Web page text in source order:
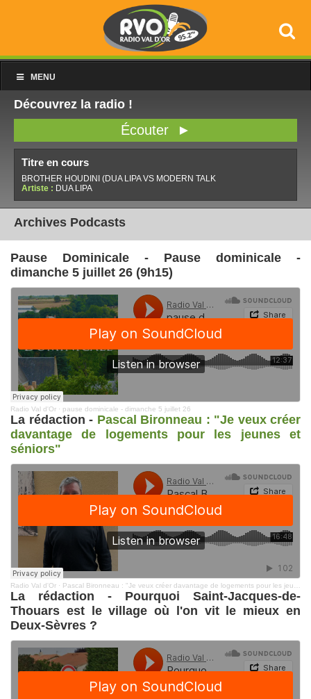
MENU
Découvrez la radio !
Écouter ►
Titre en cours
BROTHER HOUDINI (DUA LIPA VS MODERN TALK
Artiste : DUA LIPA
Archives Podcasts
Pause Dominicale - Pause dominicale -
dimanche 5 juillet 26 (9h15)
Radio Val d'Or · pause dominicale - dimanche 5 juillet 26
La rédaction - Pascal Bironneau : "Je veux créer
davantage de logements pour les jeunes et
séniors"
Radio Val d'Or · Pascal Bironneau : "Je veux créer davantage de logements pour les jeunes et séniors"
La rédaction - Pourquoi Saint-Jacques-de-
Thouars est le village où l'on vit le mieux en
Deux-Sèvres ?